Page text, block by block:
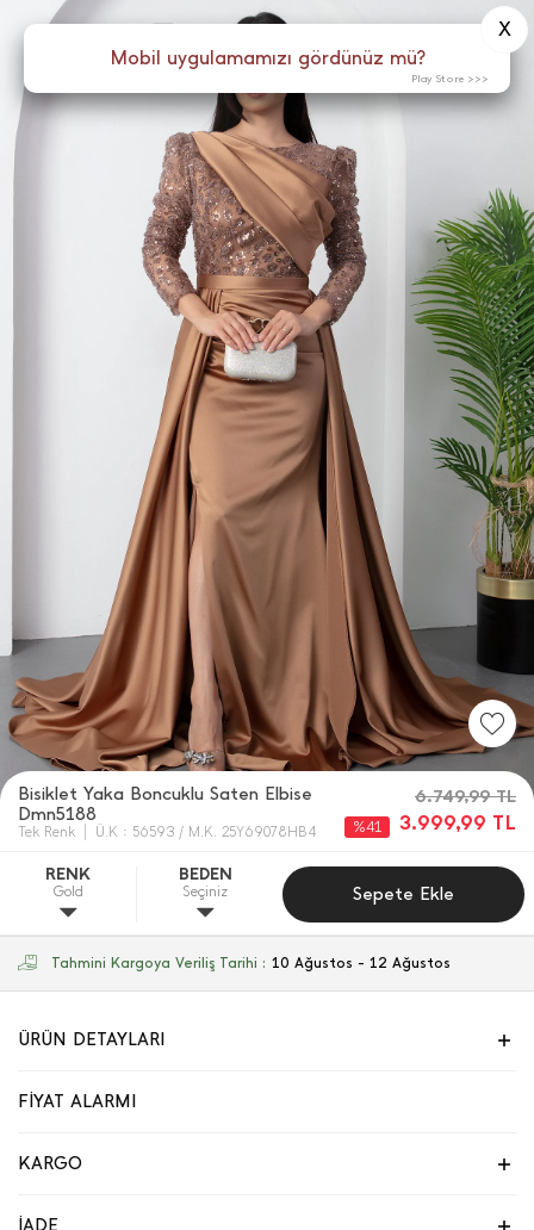
Menü
Bisiklet Yaka Boncuklu Saten Elbise
Dmn5188
Tek Renk Ü.K : 56593 / M.K. 25Y69078HB4
6.749,99TL
3.999,99 TL
%41
RENK
Gold
BEDEN
Seçiniz Sepete Ekle
Tahmini Kargoya Veriliş Tarihi : 10 Ağustos - 12 Ağustos
ÜRÜN DETAYLARI
FİYAT ALARMI
KARGO
İADE
Mobil uygulamamızı gördünüz mü?
X
Play Store >>>